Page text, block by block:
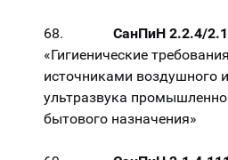
68. СанПиН 2.2.4/
«Гигиенические
источниками воздушного
ультразвука
бытового назначения»